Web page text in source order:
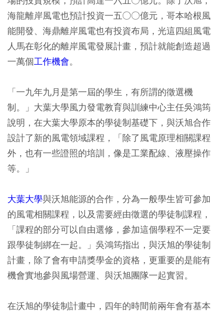
海龍離岸風電也預計投資一五○○億元，哥本哈根風
能開發、海鼎離岸風電也有投資布局，光這四組風電
人馬在彰化的離岸風電發展計畫，預計就能創造超過
一萬個工作機會。
「一九年九月是第一屆的學生，有所謂的徵選機
制。」大葉大學風力發電教育與訓練中心主任吳鴻筠
說明，在大葉大學原本的學徒制基礎下，與沃旭合作
設計了新的風電領域課程，「除了風電原理相關課程
外，也有一些證照的培訓，像是工業配線、液壓操作
等。」
大葉大學與沃旭能源的合作，分為一般學生皆可參加
的風電相關課程，以及需要經由徵選的學徒制課程，
「課程的部分可以自由選修，參加這個學程不一定要
跟學徒制綁在一起。」吳鴻筠指出，與沃旭的學徒制
計畫，除了會有申請獎學金的資格，更重要的是能有
機會實地參與風場營運、與沃旭團隊一起實習。
在沃旭的學徒制計畫中，四年的時間前兩年會有基本